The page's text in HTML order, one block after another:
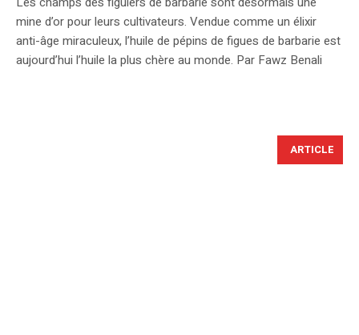
mine d’or pour leurs cultivateurs. Vendue comme un élixir
anti-âge miraculeux, l’huile de pépins de figues de barbarie est
aujourd’hui l’huile la plus chère au monde. Par Fawz Benali
ARTICLE